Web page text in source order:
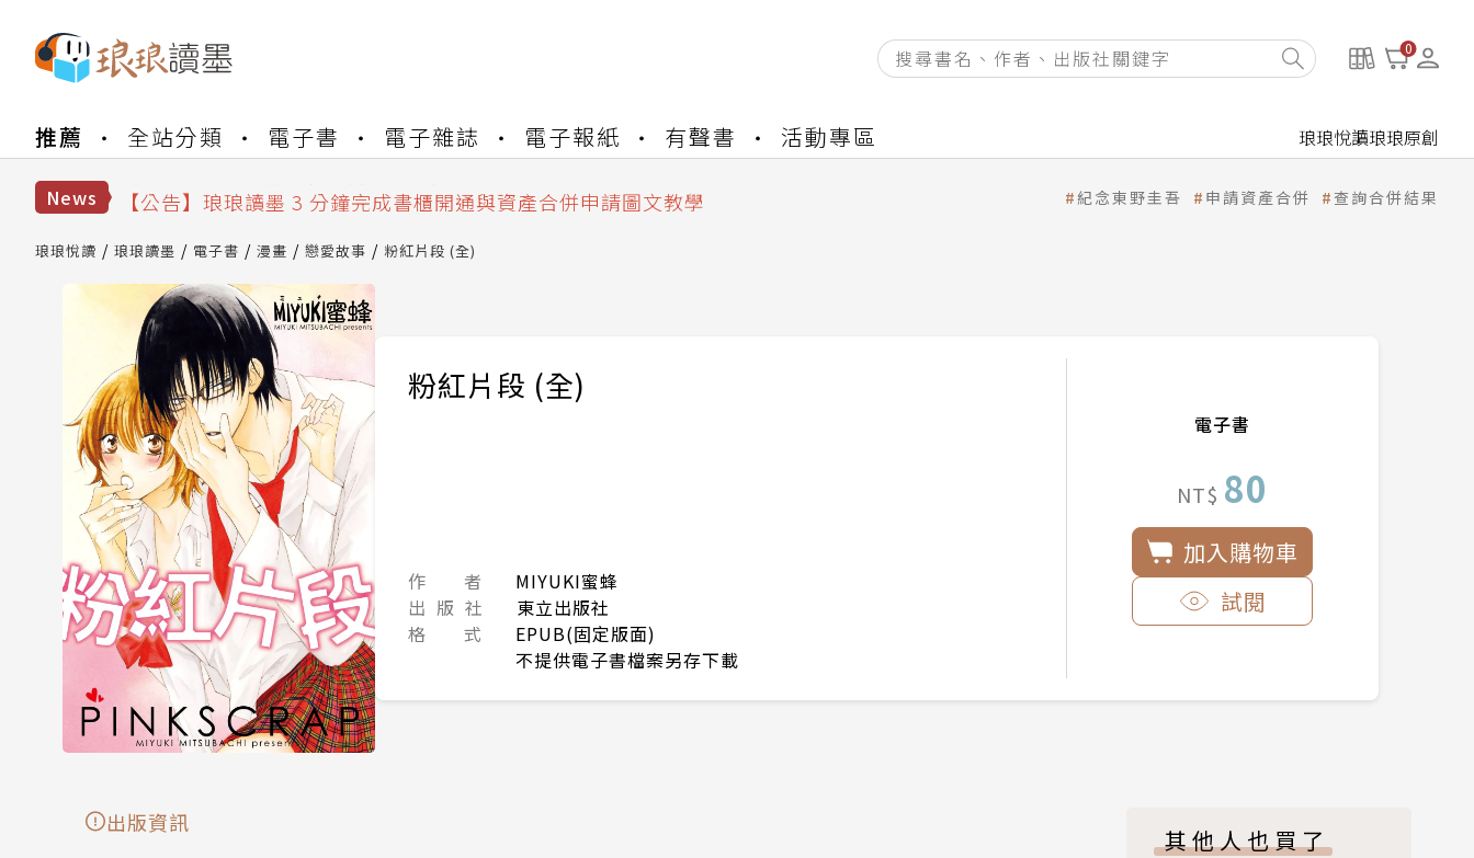
0
推薦 全站分類 電子書 電子雜誌 電子報紙 有聲書 活動專區 琅琅悅讀琅琅原創
News
【公告】琅琅讀墨數位閱讀資產合併與書櫃開通申請
【公告】琅琅讀墨 3 分鐘完成書櫃開通與資產合併申請圖文教學
【公告】琅琅讀墨數位閱讀資產合併與書櫃開通申請
紀念東野圭吾 申請資產合併 查詢合併結果
琅琅悅讀 琅琅讀墨 電子書 漫畫 戀愛故事 粉紅片段 (全)
粉紅片段 (全)
作 者
MIYUKI蜜蜂
出 版 社
東立出版社
格 式
EPUB(固定版面)
不提供電子書檔案另存下載
電子書
NT$ 80
加入購物車
試閱
出版資訊
其他人也買了